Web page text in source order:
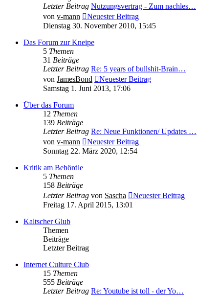
Letzter Beitrag Nutzungsvertrag - Zum nachles…
von v-mann
Neuester Beitrag
Dienstag 30. November 2010, 15:45
Das Forum zur Kneipe
5 Themen
31 Beiträge
Letzter Beitrag Re: 5 years of bullshit-Brain…
von JamesBond
Neuester Beitrag
Samstag 1. Juni 2013, 17:06
Über das Forum
12 Themen
139 Beiträge
Letzter Beitrag Re: Neue Funktionen/ Updates …
von v-mann
Neuester Beitrag
Sonntag 22. März 2020, 12:54
Kritik am Behördle
5 Themen
158 Beiträge
Letzter Beitrag von Sascha
Neuester Beitrag
Freitag 17. April 2015, 13:01
Kaltscher Glub
Themen
Beiträge
Letzter Beitrag
Internet Culture Club
15 Themen
555 Beiträge
Letzter Beitrag Re: Youtube ist toll - der Yo…